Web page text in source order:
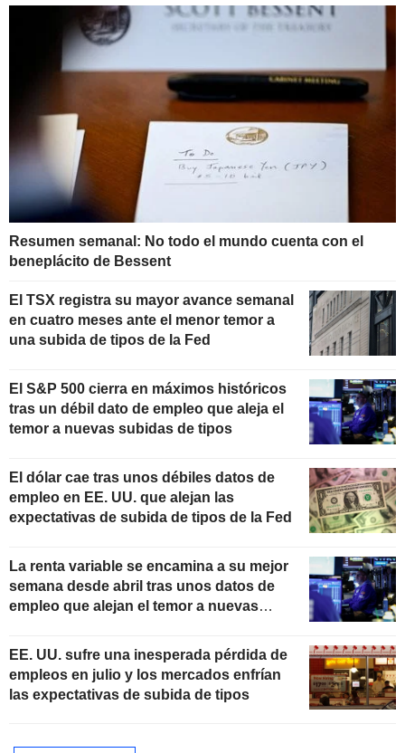
Resumen semanal: No todo el mundo cuenta con el
beneplácito de Bessent
El TSX registra su mayor avance semanal
en cuatro meses ante el menor temor a
una subida de tipos de la Fed
El S&P 500 cierra en máximos históricos
tras un débil dato de empleo que aleja el
temor a nuevas subidas de tipos
El dólar cae tras unos débiles datos de
empleo en EE. UU. que alejan las
expectativas de subida de tipos de la Fed
La renta variable se encamina a su mejor
semana desde abril tras unos datos de
empleo que alejan el temor a nuevas
EE. UU. sufre una inesperada pérdida de
empleos en julio y los mercados enfrían
las expectativas de subida de tipos